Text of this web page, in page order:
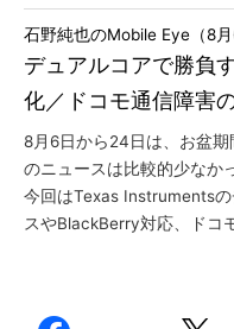
デュアルコアで勝負
化／ドコモ通信障害
石野純也のMobile Eye（8月
8月6日から24日は、お盆
のニュースは比較的少なか
今回はTexas Instruments
スやBlackBerry対応、ドコ